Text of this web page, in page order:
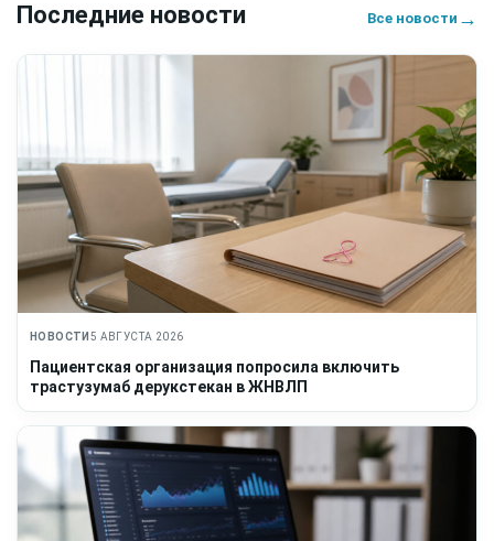
Последние новости Все новости →
НОВОСТИ 5 АВГУСТА 2026
Пациентская организация попросила включить
трастузумаб дерукстекан в ЖНВЛП